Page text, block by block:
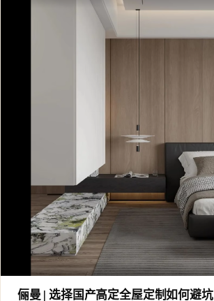
俪曼 | 选择国产高定全屋定制如何避坑